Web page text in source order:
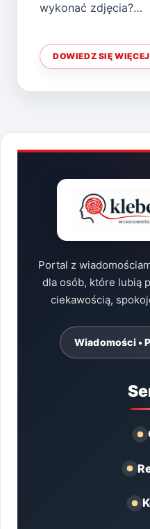
wykonać zdjęcia?…
DOWIEDZ SIĘ WIĘCEJ
JAK
WYBRAĆ
Portal z
dla osób, które lubią
ciekawością,
Wiadomości •